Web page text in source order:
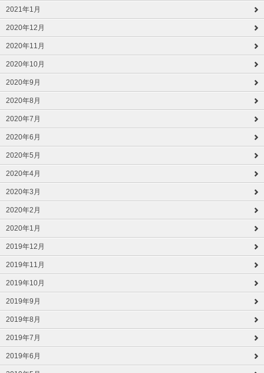
2021年1月
2020年12月
2020年11月
2020年10月
2020年9月
2020年8月
2020年7月
2020年6月
2020年5月
2020年4月
2020年3月
2020年2月
2020年1月
2019年12月
2019年11月
2019年10月
2019年9月
2019年8月
2019年7月
2019年6月